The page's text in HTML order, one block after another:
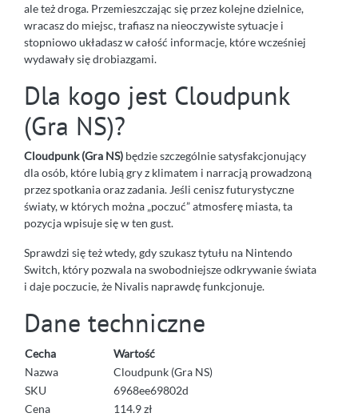
ale też droga. Przemieszczając się przez kolejne dzielnice,
wracasz do miejsc, trafiasz na nieoczywiste sytuacje i
stopniowo układasz w całość informacje, które wcześniej
wydawały się drobiazgami.
Dla kogo jest Cloudpunk
(Gra NS)?
Cloudpunk (Gra NS) będzie szczególnie satysfakcjonujący
dla osób, które lubią gry z klimatem i narracją prowadzoną
przez spotkania oraz zadania. Jeśli cenisz futurystyczne
światy, w których można „poczuć” atmosferę miasta, ta
pozycja wpisuje się w ten gust.
Sprawdzi się też wtedy, gdy szukasz tytułu na Nintendo
Switch, który pozwala na swobodniejsze odkrywanie świata
i daje poczucie, że Nivalis naprawdę funkcjonuje.
Dane techniczne
Cecha
Wartość
Nazwa
Cloudpunk (Gra NS)
SKU
6968ee69802d
Cena
114.9 zł